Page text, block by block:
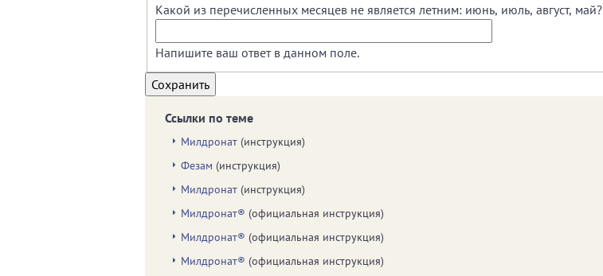
Какой из перечисленных месяцев не является летним: июнь, июль, август, май?
Напишите ваш ответ в данном поле.
Ссылки по теме
Милдронат (инструкция)
Фезам (инструкция)
Милдронат (инструкция)
Милдронат® (официальная инструкция)
Милдронат® (официальная инструкция)
Милдронат® (официальная инструкция)